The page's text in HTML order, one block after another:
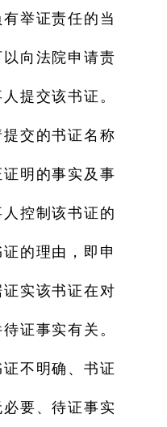
举证责任的当
向法院申请责
提交该书证。
交的书证名称
明的事实及事
控制该书证的
的理由，即申
实该书证在对
证事实有关。
不明确、书证
要、待证事实